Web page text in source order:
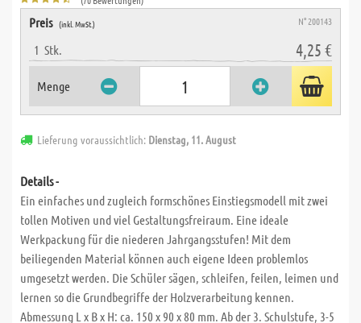
Preis (inkl. MwSt.) N° 200143
1 Stk. 4,25 €
Menge
Lieferung voraussichtlich: Dienstag, 11. August
Details -
Ein einfaches und zugleich formschönes Einstiegsmodell mit zwei
tollen Motiven und viel Gestaltungsfreiraum. Eine ideale
Werkpackung für die niederen Jahrgangsstufen! Mit dem
beiliegenden Material können auch eigene Ideen problemlos
umgesetzt werden. Die Schüler sägen, schleifen, feilen, leimen und
lernen so die Grundbegriffe der Holzverarbeitung kennen.
Abmessung L x B x H: ca. 150 x 90 x 80 mm. Ab der 3. Schulstufe, 3-5